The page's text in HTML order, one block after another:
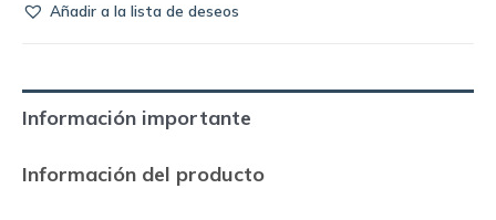
de
home
|
quantity
Añadir a la lista de deseos
Información importante
Información del producto